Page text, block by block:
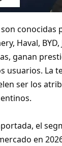
conocidas
Haval, BYD,
ganan
usuarios. La
ser los
el
en